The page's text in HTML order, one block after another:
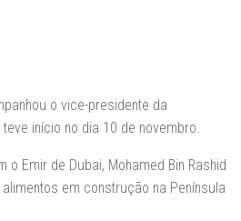
o vice-presidente da
início no dia 10 de novembro.
Emir de Dubai, Mohamed Bin Rashid
em construção na Península